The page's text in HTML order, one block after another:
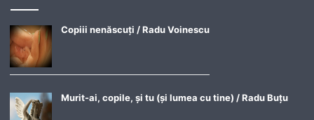
Copiii nenăscuți / Radu Voinescu
Murit-ai, copile, și tu (și lumea cu tine) / Radu Buțu